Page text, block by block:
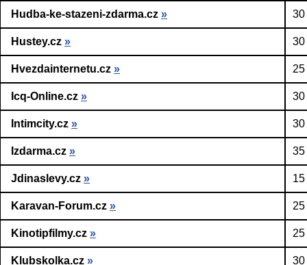
Hudba-ke-stazeni-zdarma.cz » 30
Hustey.cz » 30
Hvezdainternetu.cz »
Icq-Online.cz » 30
Intimcity.cz » 30
Izdarma.cz » 35
Jdinaslevy.cz »
Karavan-Forum.cz »
Kinotipfilmy.cz »
Klubskolka.cz » 30